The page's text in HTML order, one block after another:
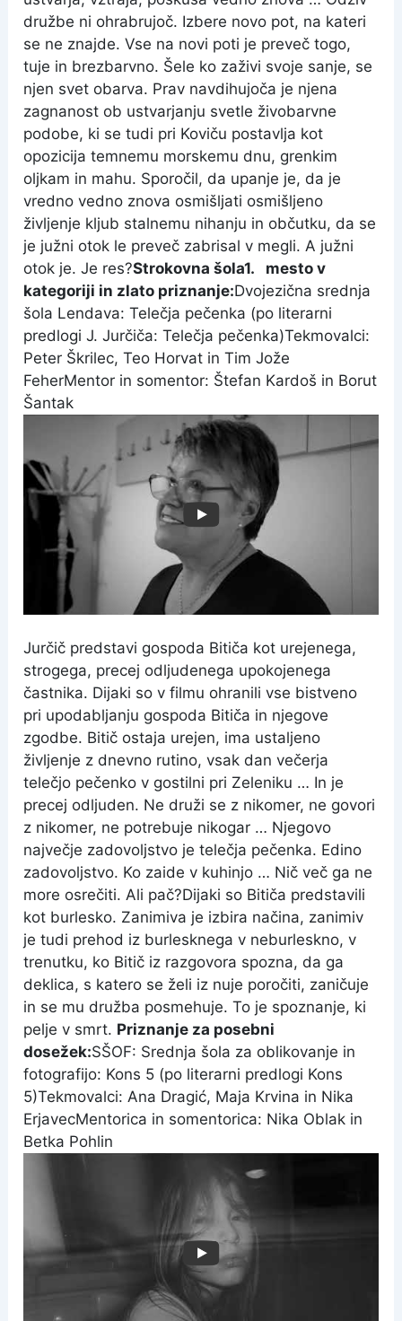
družbe ni ohrabrujoč. Izbere novo pot, na kateri
se ne znajde. Vse na novi poti je preveč togo,
tuje in brezbarvno. Šele ko zaživi svoje sanje, se
njen svet obarva. Prav navdihujoča je njena
zagnanost ob ustvarjanju svetle živobarvne
podobe, ki se tudi pri Koviču postavlja kot
opozicija temnemu morskemu dnu, grenkim
oljkam in mahu. Sporočil, da upanje je, da je
vredno vedno znova osmišljati osmišljeno
življenje kljub stalnemu nihanju in občutku, da se
je južni otok le preveč zabrisal v megli. A južni
otok je. Je res?Strokovna šola1. mesto v
kategoriji in zlato priznanje:Dvojezična srednja
šola Lendava: Telečja pečenka (po literarni
predlogi J. Jurčiča: Telečja pečenka)Tekmovalci:
Peter Škrilec, Teo Horvat in Tim Jože
FeherMentor in somentor: Štefan Kardoš in Borut
Šantak
Jurčič predstavi gospoda Bitiča kot urejenega,
strogega, precej odljudenega upokojenega
častnika. Dijaki so v filmu ohranili vse bistveno
pri upodabljanju gospoda Bitiča in njegove
zgodbe. Bitič ostaja urejen, ima ustaljeno
življenje z dnevno rutino, vsak dan večerja
telečjo pečenko v gostilni pri Zeleniku … In je
precej odljuden. Ne druži se z nikomer, ne govori
z nikomer, ne potrebuje nikogar … Njegovo
največje zadovoljstvo je telečja pečenka. Edino
zadovoljstvo. Ko zaide v kuhinjo … Nič več ga ne
more osrečiti. Ali pač?Dijaki so Bitiča predstavili
kot burlesko. Zanimiva je izbira načina, zanimiv
je tudi prehod iz burlesknega v neburleskno, v
trenutku, ko Bitič iz razgovora spozna, da ga
deklica, s katero se želi iz nuje poročiti, zaničuje
in se mu družba posmehuje. To je spoznanje, ki
pelje v smrt. Priznanje za posebni
dosežek:SŠOF: Srednja šola za oblikovanje in
fotografijo: Kons 5 (po literarni predlogi Kons
5)Tekmovalci: Ana Dragić, Maja Krvina in Nika
ErjavecMentorica in somentorica: Nika Oblak in
Betka Pohlin